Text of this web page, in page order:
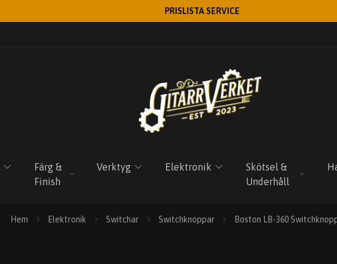
PRISLISTA SERVICE
Färg &
Finish
Verktyg Elektronik
Skötsel &
Underhåll
Hem Elektronik Switchar Switchknoppar Boston LB-360